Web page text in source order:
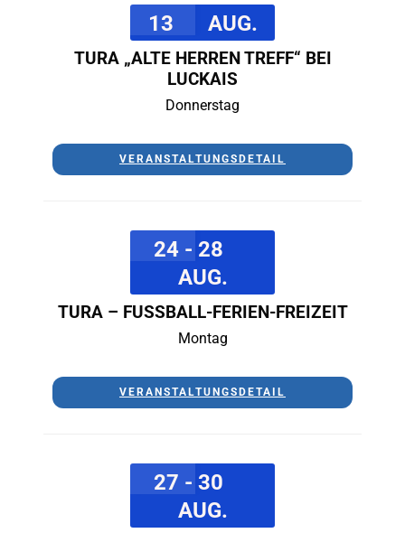
13 AUG.
TURA „ALTE HERREN TREFF“ BEI
LUCKAIS
Donnerstag
VERANSTALTUNGSDETAIL
24 - 28
AUG.
TURA – FUSSBALL-FERIEN-FREIZEIT
Montag
VERANSTALTUNGSDETAIL
27 - 30
AUG.